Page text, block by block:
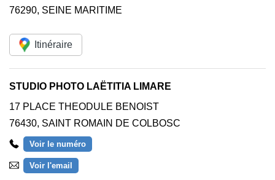
76290, SEINE MARITIME
Itinéraire
STUDIO PHOTO LAËTITIA LIMARE
17 PLACE THEODULE BENOIST
76430, SAINT ROMAIN DE COLBOSC
Voir le numéro
Voir l'email